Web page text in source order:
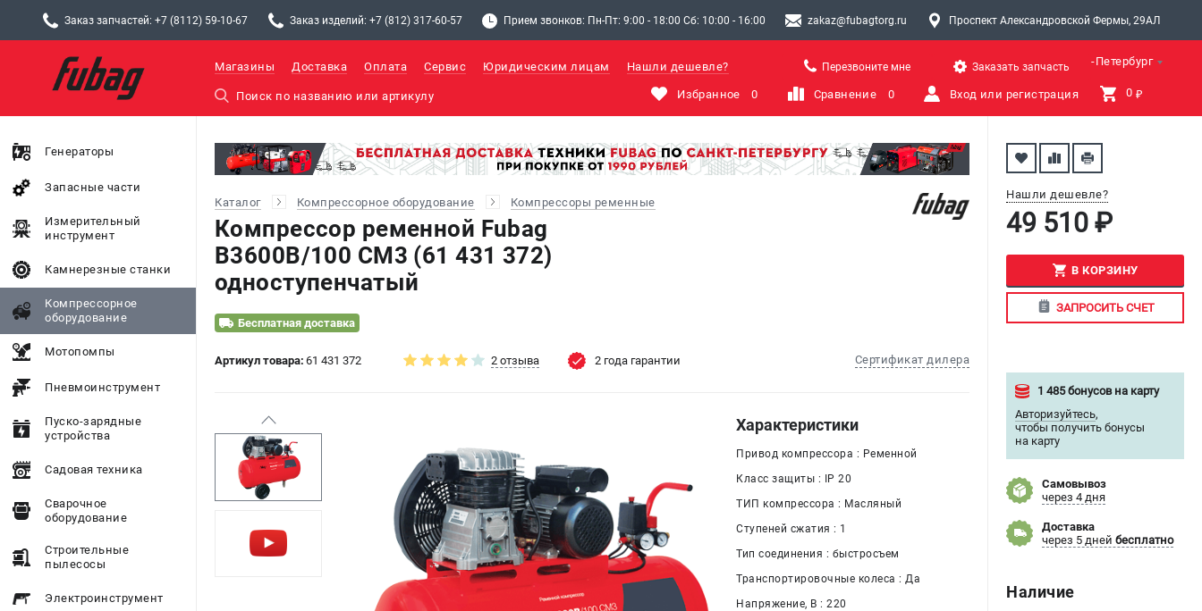
Заказ запчастей: +7 (8112) 59-10-67 Заказ изделий: +7 (812) 317-60-57 Прием звонков: Пн-Пт: 9:00 - 18:00 Сб: 10:00 - 16:00 zakaz@fubagtorg.ru Проспект Александровской Фермы, 29АЛ
Санкт-Петербург
Магазины Доставка Оплата Сервис Юридическим лицам Нашли дешевле? Перезвоните мне Заказать запчасть
Избранное 0 Сравнение 0 Вход или регистрация 0 ₽
Генераторы
Запасные части
Измерительный
инструмент
Камнерезные станки
Компрессорное
оборудование
Мотопомпы
Пневмоинструмент
Пуско-зарядные
устройства
Садовая техника
Сварочное
оборудование
Строительные
пылесосы
Электроинструмент
Каталог Компрессорное оборудование Компрессоры ременные
Компрессор ременной Fubag
В3600В/100 СМ3 (61 431 372)
одноступенчатый
Бесплатная доставка
Артикул товара: 61 431 372 2 отзыва Сертификат дилера
2 года гарантии
Нашли дешевле?
49 510 ₽
В КОРЗИНУ
ЗАПРОСИТЬ СЧЕТ
1 485 бонусов на карту
Авторизуйтесь,
чтобы получить бонусы
на карту
Самовывоз
через 4 дня
Доставка
через 5 дней бесплатно
Наличие
Характеристики
Привод компрессора : Ременной
Класс защиты : IP 20
ТИП компрессора : Масляный
Ступеней сжатия : 1
Тип соединения : быстросъем
Транспортировочные колеса : Да
Напряжение, В : 220